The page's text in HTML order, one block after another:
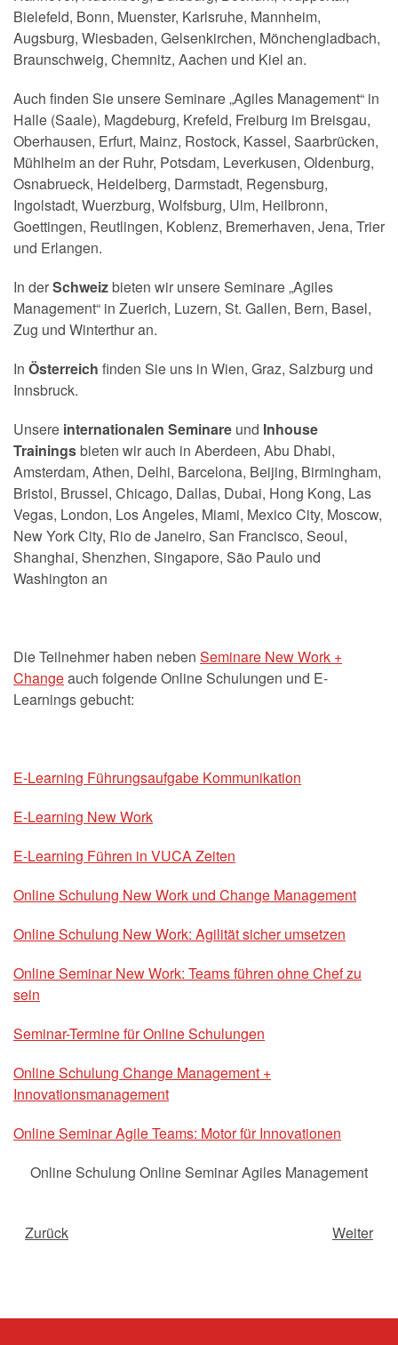
Bielefeld, Bonn, Muenster, Karlsruhe, Mannheim,
Augsburg, Wiesbaden, Gelsenkirchen, Mönchengladbach,
Braunschweig, Chemnitz, Aachen und Kiel an.
Auch finden Sie unsere Seminare „Agiles Management“ in
Halle (Saale), Magdeburg, Krefeld, Freiburg im Breisgau,
Oberhausen, Erfurt, Mainz, Rostock, Kassel, Saarbrücken,
Mühlheim an der Ruhr, Potsdam, Leverkusen, Oldenburg,
Osnabrueck, Heidelberg, Darmstadt, Regensburg,
Ingolstadt, Wuerzburg, Wolfsburg, Ulm, Heilbronn,
Goettingen, Reutlingen, Koblenz, Bremerhaven, Jena, Trier
und Erlangen.
In derSchweizbieten wir unsere Seminare „Agiles
Management“ in Zuerich, Luzern, St. Gallen, Bern, Basel,
Zug und Winterthur an.
In Österreich finden Sie uns in Wien, Graz, Salzburg und
Innsbruck.
Unsere internationalen Seminare und Inhouse
Trainingsbieten wir auch in Aberdeen, Abu Dhabi,
Amsterdam, Athen, Delhi, Barcelona, Beijing, Birmingham,
Bristol, Brussel, Chicago, Dallas, Dubai, Hong Kong, Las
Vegas, London, Los Angeles, Miami, Mexico City, Moscow,
New York City, Rio de Janeiro, San Francisco, Seoul,
Shanghai, Shenzhen, Singapore, São Paulo und
Washington an
Die Teilnehmer haben neben Seminare New Work +
Changeauch folgende Online Schulungen und E-
Learnings gebucht:
E-Learning Führungsaufgabe Kommunikation
E-Learning New Work
E-Learning Führen in VUCA Zeiten
Online Schulung New Work und Change Management
Online Schulung New Work: Agilität sicher umsetzen
Online Seminar New Work: Teams führen ohne Chef zu
sein
Seminar-Termine für Online Schulungen
Online Schulung Change Management +
Innovationsmanagement
Online Seminar Agile Teams: Motor für Innovationen
Online Schulung Online Seminar Agiles Management
Zurück Weiter